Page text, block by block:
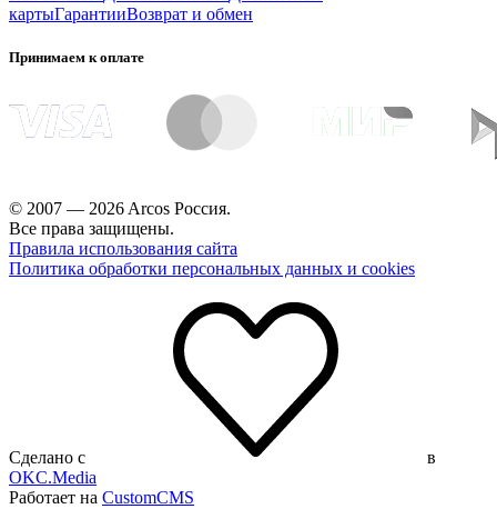
картыГарантииВозврат и обмен
Принимаем к оплате
© 2007 — 2026 Arcos Россия.
Все права защищены.
Правила использования сайта
Политика обработки персональных данных и cookies
Сделано с
в
OKC.Media
Работает на CustomCMS